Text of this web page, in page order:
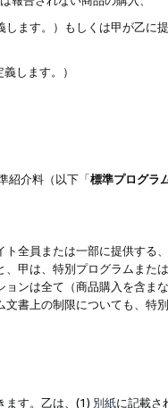
ます。）もしくは甲が乙に
します。）
紹介料（以下「標準プログラ
全員または一部に提供する
甲は、特別プログラムまた
ンは全て（商品購入を含ま
書上の制限についても、特
ます。乙は、(1) 別紙に記載さ